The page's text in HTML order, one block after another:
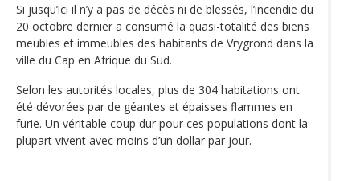
Si jusqu’ici il n’y a pas de décès ni de blessés, l’incendie du
20 octobre dernier a consumé la quasi-totalité des biens
meubles et immeubles des habitants de Vrygrond dans la
ville du Cap en Afrique du Sud.
Selon les autorités locales, plus de 304 habitations ont
été dévorées par de géantes et épaisses flammes en
furie. Un véritable coup dur pour ces populations dont la
plupart vivent avec moins d’un dollar par jour.